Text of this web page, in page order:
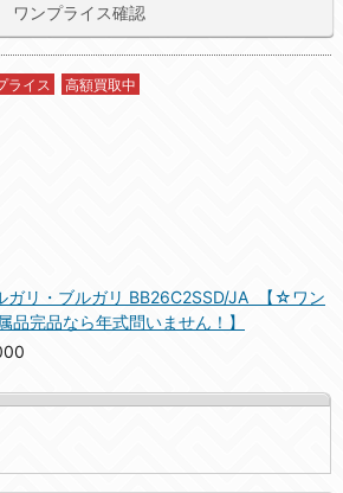
ワンプライス確認
ライス 高額買取中
ガリ・ブルガリ BB26C2SSD/JA 【☆ワン
完品なら年式問いません！】